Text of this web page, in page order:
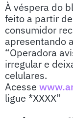
À véspera do
feito a partir
consumidor
apresentando
“Operadora
irregular e
celulares.
Acesse
ligue *XXXX”